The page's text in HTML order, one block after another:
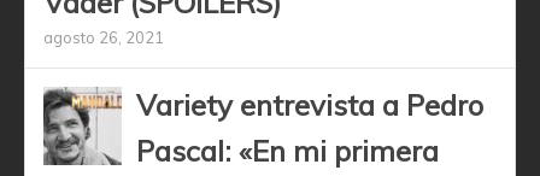
agosto 26, 2021
Variety entrevista a Pedro
Pascal: «En mi primera